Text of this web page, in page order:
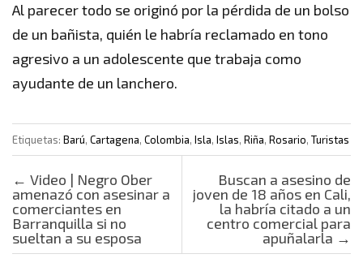
Al parecer todo se originó por la pérdida de un bolso
de un bañista, quién le habría reclamado en tono
agresivo a un adolescente que trabaja como
ayudante de un lanchero.
Etiquetas: Barú, Cartagena, Colombia, Isla, Islas, Riña, Rosario, Turistas
Post navigation
← Video | Negro Ober
amenazó con asesinar a
comerciantes en
Barranquilla si no
sueltan a su esposa
Buscan a asesino de
joven de 18 años en Cali,
la habría citado a un
centro comercial para
apuñalarla →